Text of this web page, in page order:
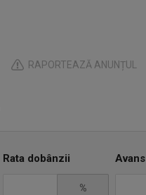
RAPORTEAZĂ ANUNȚUL
Rata dobânzii
%
Avans